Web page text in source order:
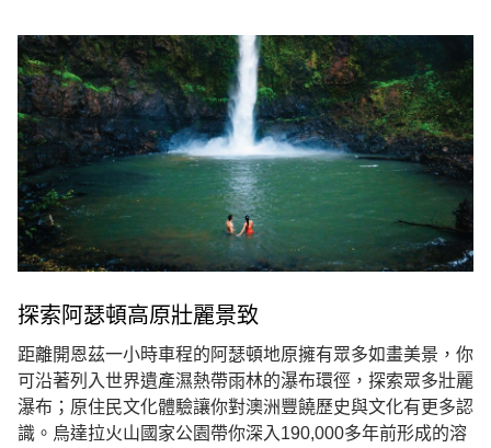
探索阿瑟頓高原壯麗景致
距離開恩茲一小時車程的阿瑟頓地原擁有眾多如畫美景，你
可沿著列入世界遺產濕熱帶雨林的瀑布環徑，探索眾多壯麗
瀑布；原住民文化體驗讓你對澳洲豐饒歷史與文化有更多認
識。烏達拉火山國家公園帶你深入190,000多年前形成的溶